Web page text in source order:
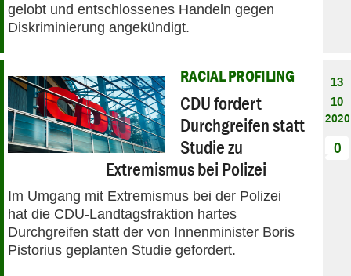
gelobt und entschlossenes Handeln gegen
Diskriminierung angekündigt.
RACIAL PROFILING
CDU fordert
Durchgreifen statt
Studie zu
Extremismus bei Polizei
Im Umgang mit Extremismus bei der Polizei
hat die CDU-Landtagsfraktion hartes
Durchgreifen statt der von Innenminister Boris
Pistorius geplanten Studie gefordert.
13
10
2020
0